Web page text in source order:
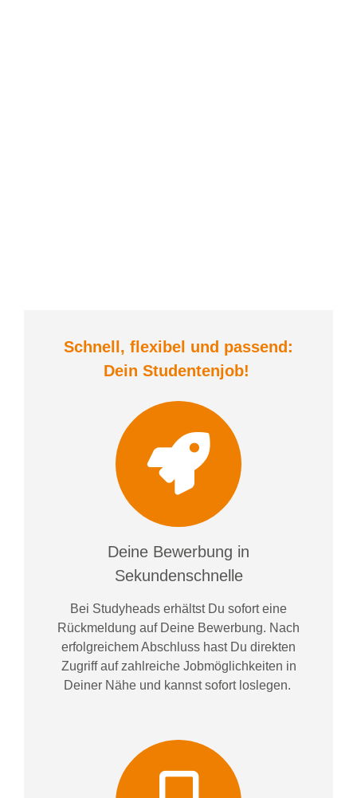
Schnell, flexibel und passend:
Dein Studentenjob!
Deine Bewerbung in
Sekundenschnelle
Bei Studyheads erhältst Du sofort eine
Rückmeldung auf Deine Bewerbung. Nach
erfolgreichem Abschluss hast Du direkten
Zugriff auf zahlreiche Jobmöglichkeiten in
Deiner Nähe und kannst sofort loslegen.